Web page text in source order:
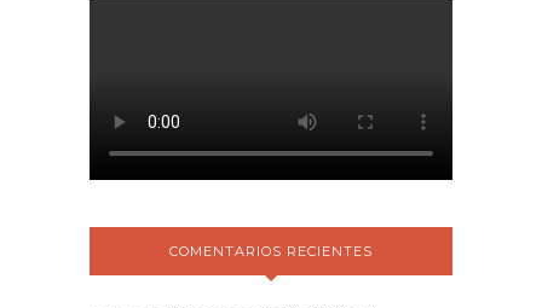
COMENTARIOS RECIENTES